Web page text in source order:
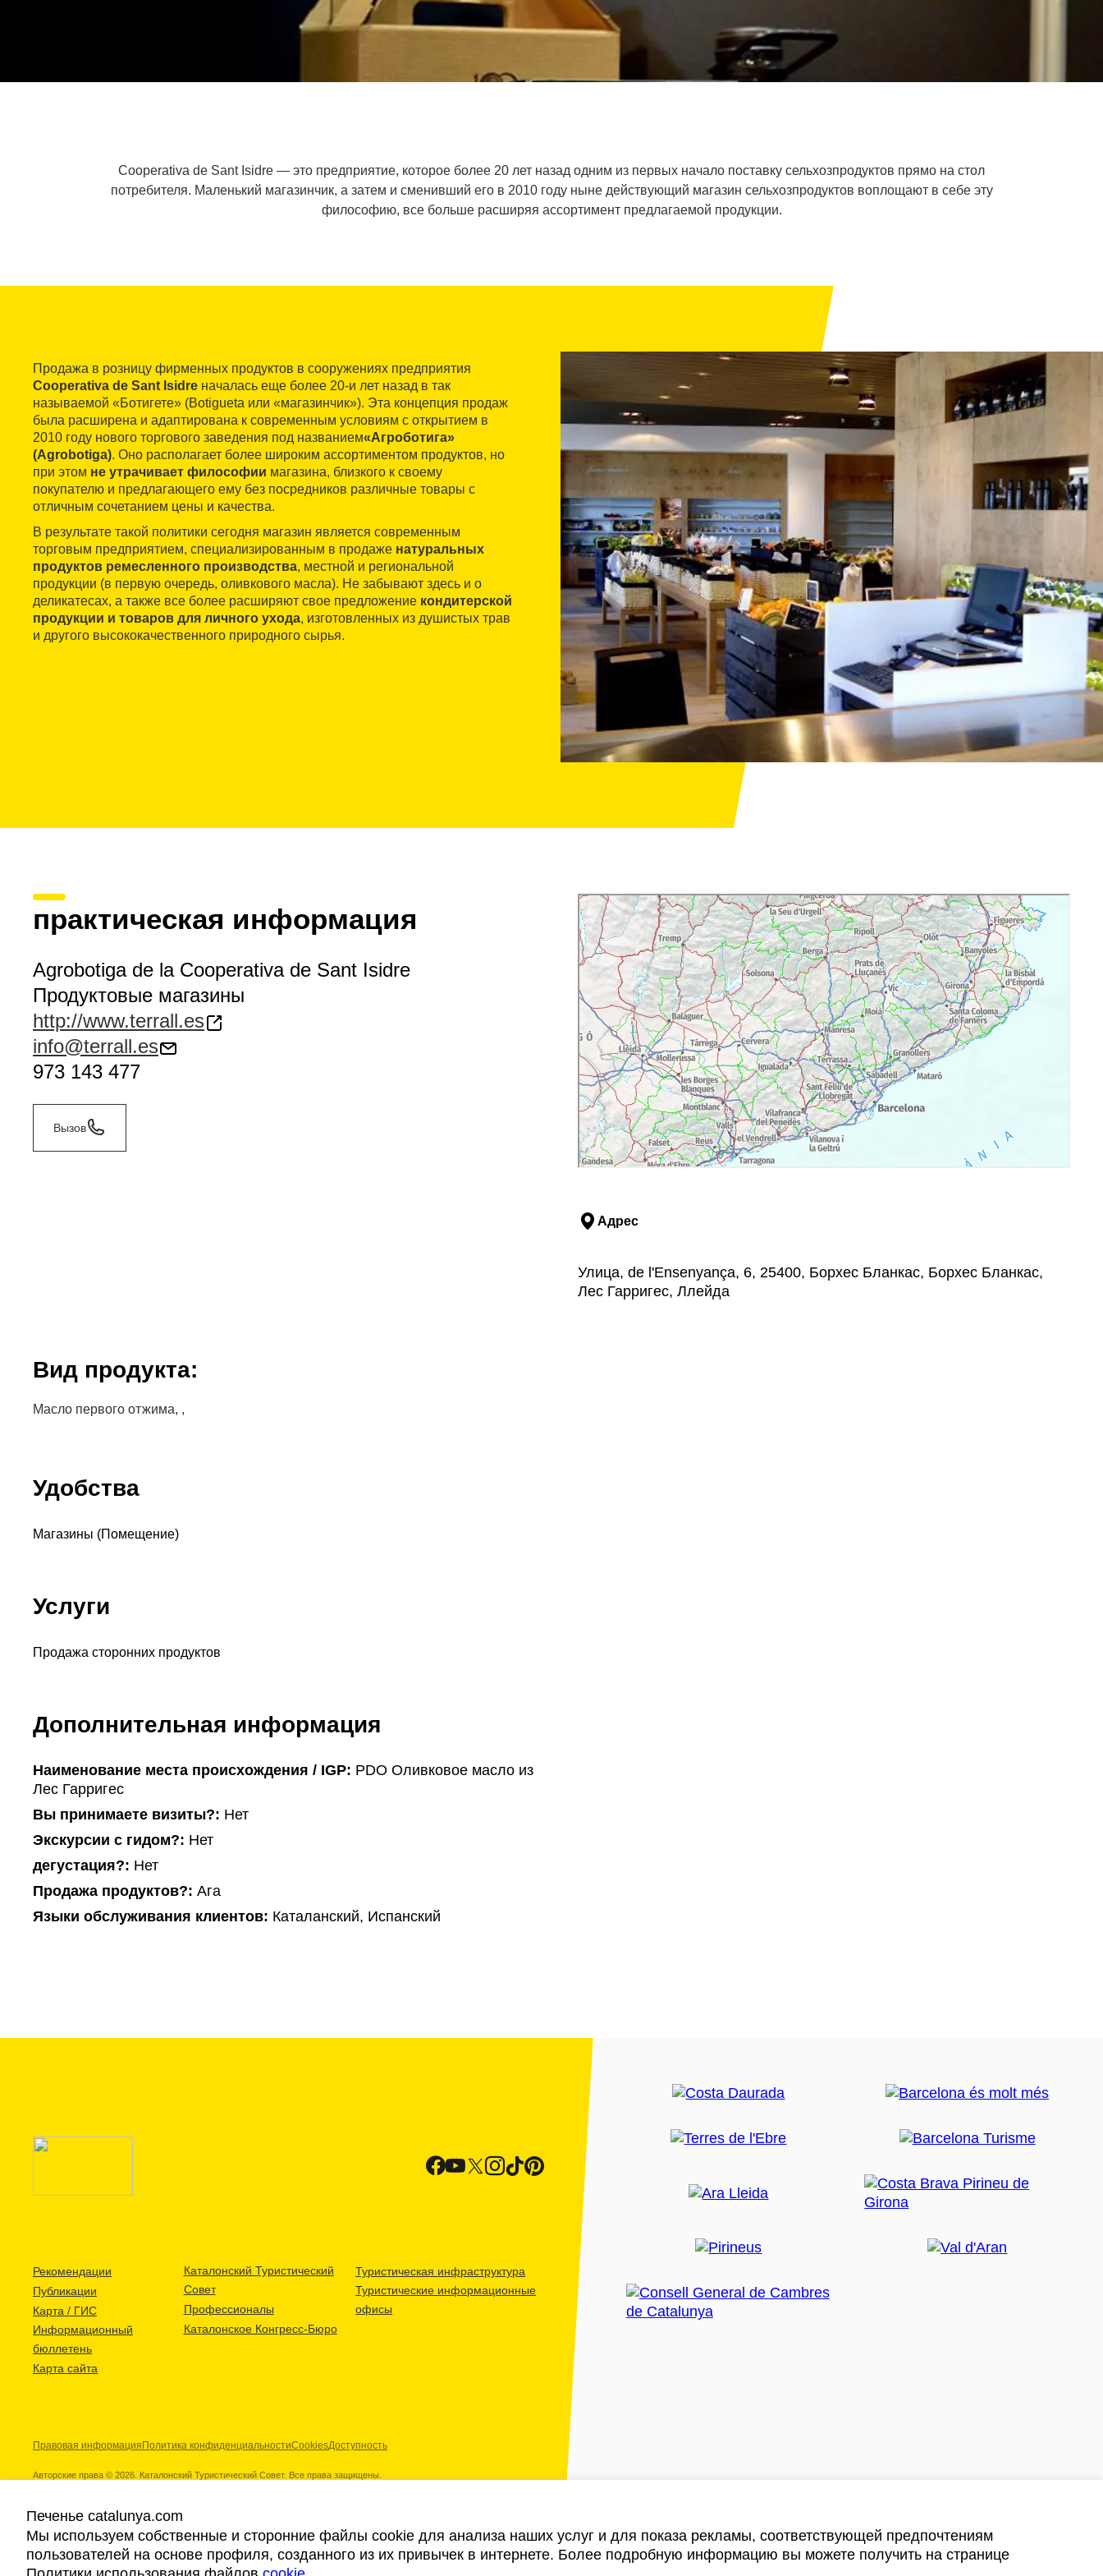
Cooperativa de Sant Isidre — это предприятие, которое более 20 лет назад одним из первых начало поставку сельхозпродуктов прямо на стол
потребителя. Маленький магазинчик, а затем и сменивший его в 2010 году ныне действующий магазин сельхозпродуктов воплощают в себе эту
философию, все больше расширяя ассортимент предлагаемой продукции.
Продажа в розницу фирменных продуктов в сооружениях предприятия
Cooperativa de Sant Isidre началась еще более 20-и лет назад в так
называемой «Ботигете» (Botigueta или «магазинчик»). Эта концепция продаж
была расширена и адаптирована к современным условиям с открытием в
2010 году нового торгового заведения под названием«Агроботига»
(Agrobotiga). Оно располагает более широким ассортиментом продуктов, но
при этом не утрачивает философии магазина, близкого к своему
покупателю и предлагающего ему без посредников различные товары с
отличным сочетанием цены и качества.
В результате такой политики сегодня магазин является современным
торговым предприятием, специализированным в продаже натуральных
продуктов ремесленного производства, местной и региональной
продукции (в первую очередь, оливкового масла). Не забывают здесь и о
деликатесах, а также все более расширяют свое предложение кондитерской
продукции и товаров для личного ухода, изготовленных из душистых трав
и другого высококачественного природного сырья.
практическая информация
Agrobotiga de la Cooperativa de Sant Isidre
Продуктовые магазины
http://www.terrall.es
info@terrall.es
973 143 477
Вызов
Адрес
Улица, de l'Ensenyança, 6, 25400, Борхес Бланкас, Борхес Бланкас,
Лес Гарригес, Ллейда
Bид продукта:
Масло первого отжима, ,
Удобства
Магазины (Помещение)
Услуги
Продажа сторонних продуктов
Дополнительная информация
Наименование места происхождения / IGP: PDO Оливковое масло из
Лес Гарригес
Вы принимаете визиты?: Нет
Экскурсии с гидом?: Нет
дегустация?: Нет
Продажа продуктов?: Ага
Языки обслуживания клиентов: Каталанский, Испанский
Рекомендации
Публикации
Карта / ГИС
Информационный
бюллетень
Карта сайта
Каталонский Туристический
Совет
Профессионалы
Каталонское Конгресс-Бюро
Туристическая инфраструктура
Туристические информационные
офисы
Правовая информация Политика конфиденциальностиCookiesДоступность
Авторские права © 2026. Каталонский Туристический Совет. Все права защищены.
Наши партнеры
Печенье catalunya.com
Мы используем собственные и сторонние файлы cookie для анализа наших услуг и для показа рекламы, соответствующей предпочтениям
пользователей на основе профиля, созданного из их привычек в интернете. Более подробную информацию вы можете получить на странице